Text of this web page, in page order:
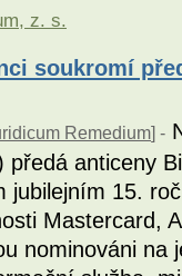
z. s.
soukromí
Remedium ] -
předá anticeny
jubilejním 15.
Mastercard,
nominováni na